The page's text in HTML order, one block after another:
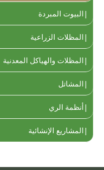
البيوت المبردة
المظلات الزراعية
المظلات والهياكل المعدنية
المشاتل
أنظمة الري
المشاريع الإنشائية